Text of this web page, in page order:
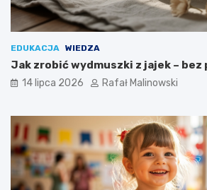
EDUKACJA WIEDZA
Jak zrobić wydmuszki z jajek – bez
14 lipca 2026 Rafał Malinowski